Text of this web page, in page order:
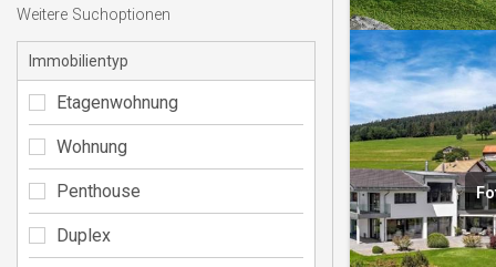
Weitere Suchoptionen
Immobilientyp
Etagenwohnung
Wohnung
Penthouse
Duplex